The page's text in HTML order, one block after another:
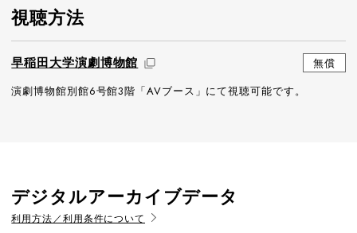
視聴方法
早稲田大学演劇博物館
無償
演劇博物館別館6号館3階「AVブース」にて視聴可能です。
デジタルアーカイブデータ
利用方法／利用条件について